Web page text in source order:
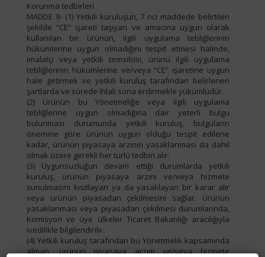
Korunma tedbirleri
MADDE 9- (1) Yetkili kuruluşun, 7 nci maddede belirtilen
şekilde “CE” işareti taşıyan ve amacına uygun olarak
kullanılan bir ürünün, ilgili uygulama tebliğlerinin
hükümlerine uygun olmadığını tespit etmesi halinde,
imalatçı veya yetkili temsilcisi, ürünü ilgili uygulama
tebliğlerinin hükümlerine ve/veya “CE” işaretine uygun
hale getirmek ve yetkili kuruluş tarafından belirlenen
şartlarda ve sürede ihlali sona erdirmekle yükümlüdür.
(2) Ürünün bu Yönetmeliğe veya ilgili uygulama
tebliğlerine uygun olmadığına dair yeterli bulgu
bulunması durumunda yetkili kuruluş, bulguların
önemine göre ürünün uygun olduğu tespit edilene
kadar, ürünün piyasaya arzının yasaklanması da dahil
olmak üzere gerekli her türlü tedbiri alır.
(3) Uygunsuzluğun devam ettiği durumlarda yetkili
kuruluş, ürünün piyasaya arzını ve/veya hizmete
sunulmasını kısıtlayan ya da yasaklayan bir karar alır
veya ürünün piyasadan çekilmesini sağlar. Ürünün
yasaklanması veya piyasadan çekilmesi durumlarında,
Komisyon ve üye ülkeler Ticaret Bakanlığı aracılığıyla
ivedilikle bilgilendirilir.
(4) Yetkili kuruluş tarafından bu Yönetmelik kapsamında
alman, ürünün piyasaya arzım ve/veya hizmete